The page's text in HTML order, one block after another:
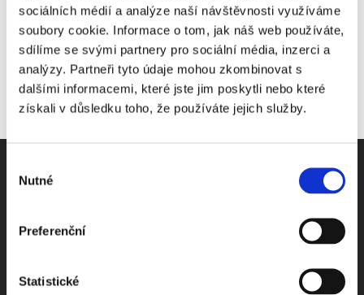
sociálních médií a analýze naší návštěvnosti využíváme
soubory cookie. Informace o tom, jak náš web používáte,
sdílíme se svými partnery pro sociální média, inzerci a
analýzy. Partneři tyto údaje mohou zkombinovat s
dalšími informacemi, které jste jim poskytli nebo které
získali v důsledku toho, že používáte jejich služby.
souhlasu
Nutné
Preferenční
Statistické
Odebírejte Beck-online